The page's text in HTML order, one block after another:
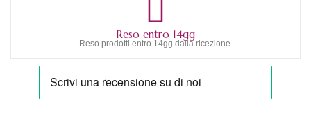
Reso entro 14gg
Reso prodotti entro 14gg dalla ricezione.